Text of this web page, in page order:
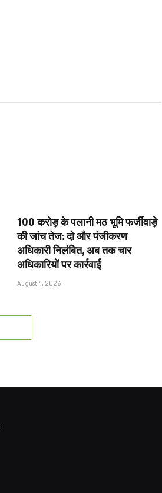
₹100 करोड़ के पलानी मठ भूमि फर्जीवाड़े
की जांच तेज: दो और पंजीकरण
अधिकारी निलंबित, अब तक चार
अधिकारियों पर कार्रवाई
August 4, 2026